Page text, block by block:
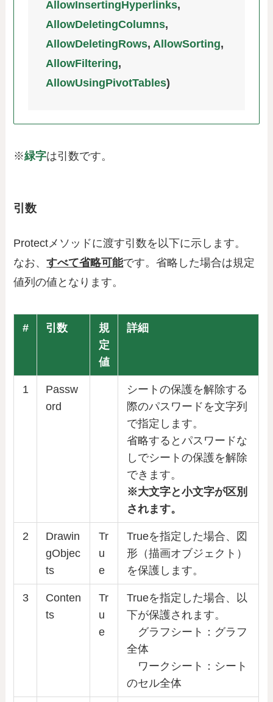
AllowInsertingHyperlinks,
AllowDeletingColumns,
AllowDeletingRows, AllowSorting,
AllowFiltering,
AllowUsingPivotTables)
※緑字は引数です。
引数
Protectメソッドに渡す引数を以下に示します。
なお、すべて省略可能です。省略した場合は規定
値列の値となります。
# 引数
規
定
値
詳細
1
Passw
ord
シートの保護を解除する
際のパスワードを文字列
で指定します。
省略するとパスワードな
しでシートの保護を解除
できます。
※大文字と小文字が区別
されます。
2
Drawin
gObjec
ts
Tr
u
e
Trueを指定した場合、図
形（描画オブジェクト）
を保護します。
3
Conten
ts
Tr
u
e
Trueを指定した場合、以
下が保護されます。
グラフシート：グラフ
全体
ワークシート：シート
のセル全体